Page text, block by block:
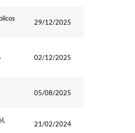
29/12/2025
02/12/2025
05/08/2025
21/02/2024